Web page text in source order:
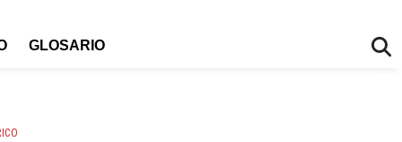
GLOSARIO